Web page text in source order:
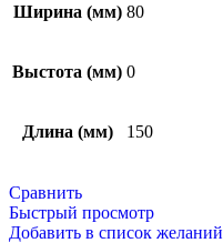
Ширина (мм) 80
Выстота (мм) 0
Длина (мм) 150
Сравнить
Быстрый просмотр
Добавить в список желаний